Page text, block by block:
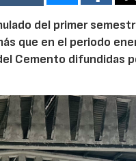
del primer
que en el periodo
Cemento difundidas